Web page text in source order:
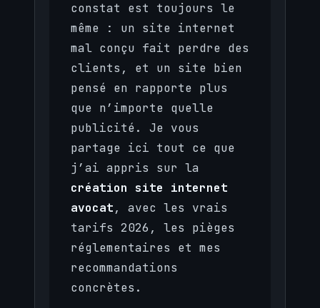
constat est toujours le
même : un site internet
mal conçu fait perdre des
clients, et un site bien
pensé en rapporte plus
que n’importe quelle
publicité. Je vous
partage ici tout ce que
j’ai appris sur la
création site internet
avocat, avec les vrais
tarifs 2026, les pièges
réglementaires et mes
recommandations
concrètes.